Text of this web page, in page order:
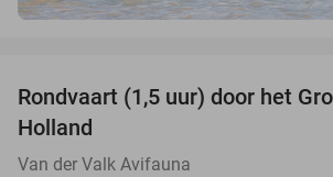
Rondvaart (1,5 uur) door het
Holland
Van der Valk Avifauna